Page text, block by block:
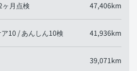
ヶ月点検 47,406km
10 / あんしん10検 41,936km
39,071km